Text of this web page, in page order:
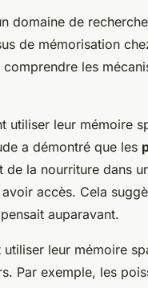
domaine de
de mémorisation
les
utiliser leur mémoire
a démontré que les
de la nourriture dans
accès. Cela
auparavant.
leur mémoire
Par exemple, les